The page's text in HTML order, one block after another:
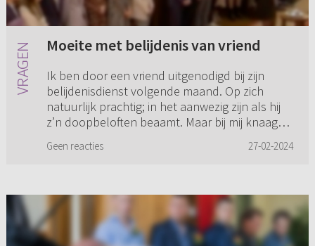
Moeite met belijdenis van vriend
Ik ben door een vriend uitgenodigd bij zijn
belijdenisdienst volgende maand. Op zich
natuurlijk prachtig; in het aanwezig zijn als hij
z’n doopbeloften beaamt. Maar bij mij knaagt
Geen reacties 27-02-2024